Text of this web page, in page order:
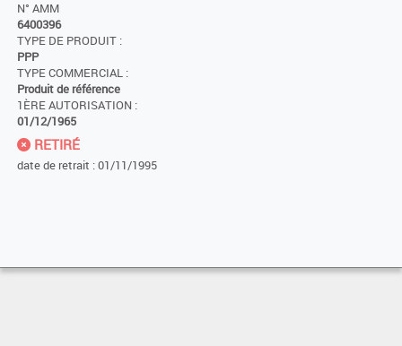
N° AMM
6400396
TYPE DE PRODUIT :
PPP
TYPE COMMERCIAL :
Produit de référence
1ÈRE AUTORISATION :
01/12/1965
RETIRÉ
date de retrait : 01/11/1995